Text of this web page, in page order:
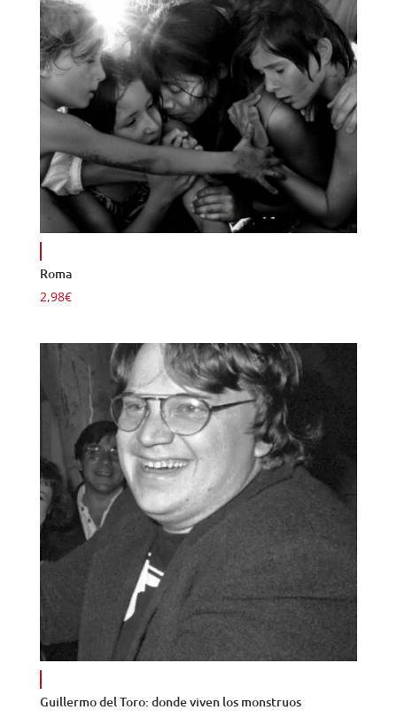
Roma
2,98€
Guillermo del Toro: donde viven los monstruos